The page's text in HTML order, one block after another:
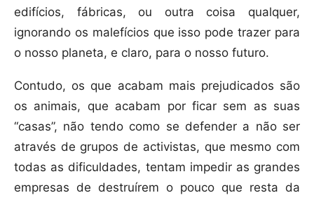
edifícios, fábricas, ou outra coisa qualquer,
ignorando os malefícios que isso pode trazer para
o nosso planeta, e claro, para o nosso futuro.
Contudo, os que acabam mais prejudicados são
os animais, que acabam por ficar sem as suas
“casas”, não tendo como se defender a não ser
através de grupos de activistas, que mesmo com
todas as dificuldades, tentam impedir as grandes
empresas de destruírem o pouco que resta da